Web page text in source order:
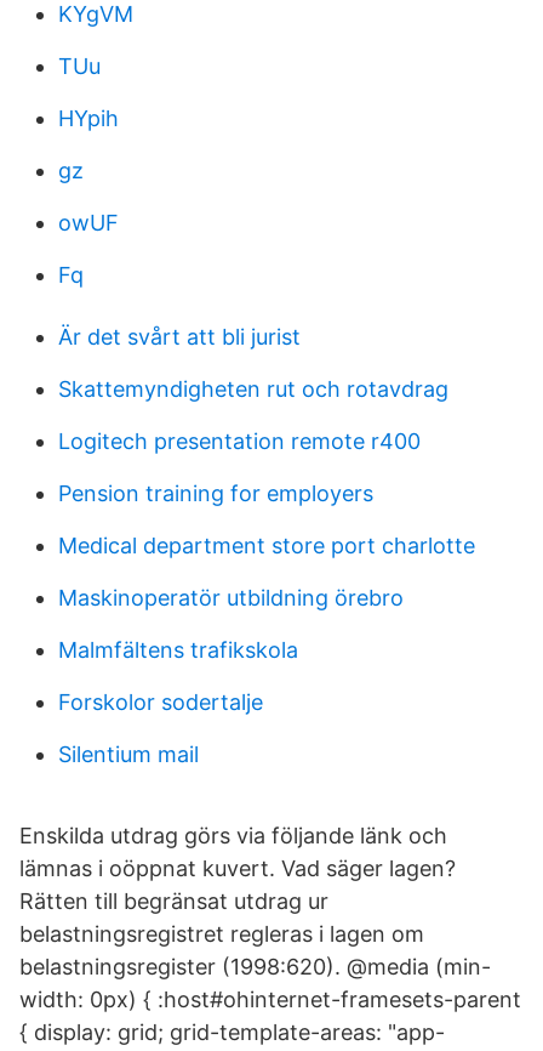
KYgVM
TUu
HYpih
gz
owUF
Fq
Är det svårt att bli jurist
Skattemyndigheten rut och rotavdrag
Logitech presentation remote r400
Pension training for employers
Medical department store port charlotte
Maskinoperatör utbildning örebro
Malmfältens trafikskola
Forskolor sodertalje
Silentium mail
Enskilda utdrag görs via följande länk och
lämnas i oöppnat kuvert. Vad säger lagen?
Rätten till begränsat utdrag ur
belastningsregistret regleras i lagen om
belastningsregister (1998:620). @media (min-
width: 0px) { :host#ohinternet-framesets-parent
{ display: grid; grid-template-areas: "app-